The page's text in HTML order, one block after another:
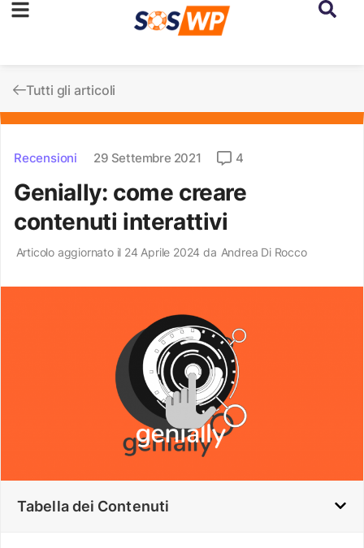
Tutti gli articoli
Recensioni 29 Settembre 2021 4
Genially: come creare
contenuti interattivi
Articolo aggiornato il 24 Aprile 2024 da Andrea Di Rocco
Tabella dei Contenuti